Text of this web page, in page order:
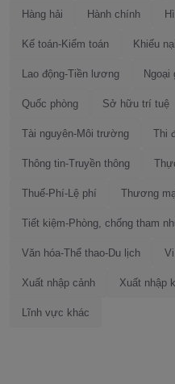
Hàng hải Hành chính
Kế toán-Kiểm toán Khiếu
Lao động-Tiền lương Ngoại
Quốc phòng Sở hữu trí tuệ
Tài nguyên-Môi trường Thi
Thông tin-Truyền thông
Thuế-Phí-Lệ phí Thương
Tiết kiệm-Phòng, chống tham
Văn hóa-Thể thao-Du lịch
Xuất nhập cảnh Xuất nhập
Lĩnh vực khác